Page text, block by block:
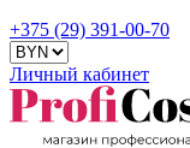
+375 (29) 391-00-70
Личный кабинет